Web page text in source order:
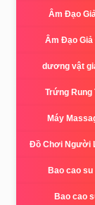
Âm Đạo
Âm Đạo Giả
dương vật
Trứng Rung
Máy
Đồ Chơi Người
Bao cao su
Bao cao